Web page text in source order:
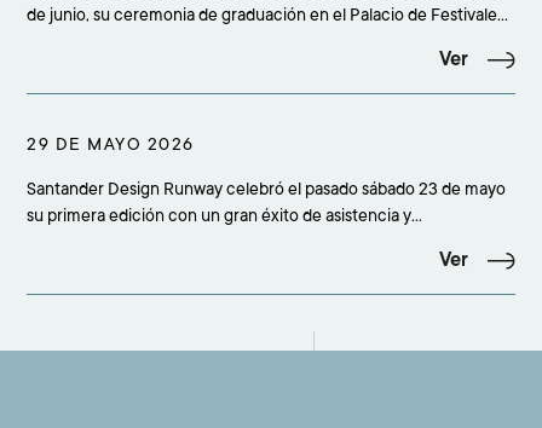
de junio, su ceremonia de graduación en el Palacio de Festivales
reunirá a más de 500 personas entre alumnado, familiares,
amigos, profesorado, equipo académico
Ver
29 DE MAYO 2026
Santander Design Runway celebró el pasado sábado 23 de mayo
su primera edición con un gran éxito de asistencia y
concesionario Adarsa Mercedes-Benz de Santander. La cita
confirmó el interés creciente por la moda emergente y cons
Ver